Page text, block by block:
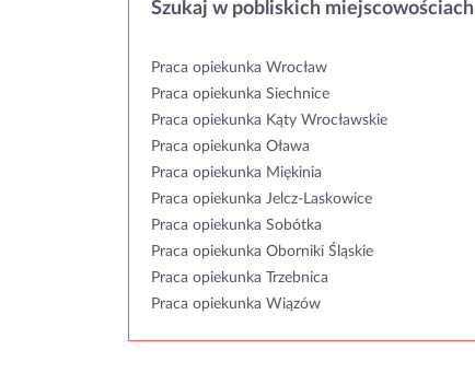
Szukaj w pobliskich miejscowościach
Praca opiekunka Wrocław
Praca opiekunka Siechnice
Praca opiekunka Kąty Wrocławskie
Praca opiekunka Oława
Praca opiekunka Miękinia
Praca opiekunka Jelcz-Laskowice
Praca opiekunka Sobótka
Praca opiekunka Oborniki Śląskie
Praca opiekunka Trzebnica
Praca opiekunka Wiązów